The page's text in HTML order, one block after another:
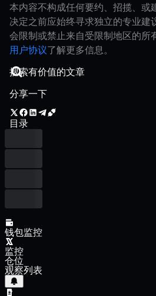
本内容不构成任何要约、招揽、或
决定之前应始终寻求独立的专业建
会限制或禁止来自受限制地区的所
用户协议了解更多信息。
分享一下
目录
钱包监控
监控
仓位
观察列表